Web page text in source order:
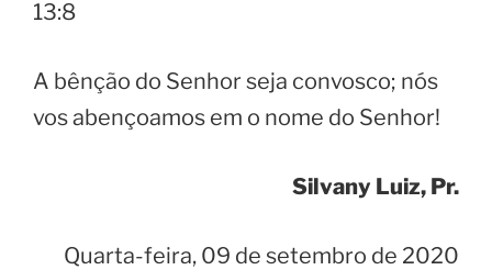
13:8
A bênção do Senhor seja convosco; nós
vos abençoamos em o nome do Senhor!
Silvany Luiz, Pr.
Quarta-feira, 09 de setembro de 2020